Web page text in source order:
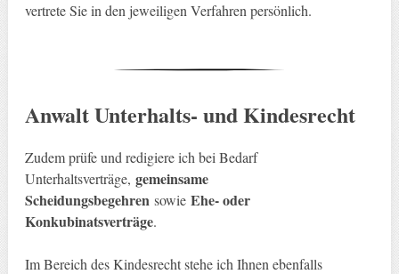
vertrete Sie in den jeweiligen Verfahren persönlich.
Anwalt Unterhalts- und Kindesrecht
Zudem prüfe und redigiere ich bei Bedarf
Unterhaltsverträge, gemeinsame
Scheidungsbegehren sowie Ehe- oder
Konkubinatsverträge.
Im Bereich des Kindesrecht stehe ich Ihnen ebenfalls